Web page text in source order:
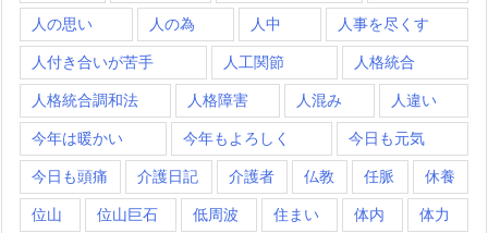
人の思い 人の為 人中 人事を尽くす
人付き合いが苦手 人工関節 人格統合
人格統合調和法 人格障害 人混み 人違い
今年は暖かい 今年もよろしく 今日も元気
今日も頭痛 介護日記 介護者 仏教 任脈 休養
位山 位山巨石 低周波 住まい 体内 体力